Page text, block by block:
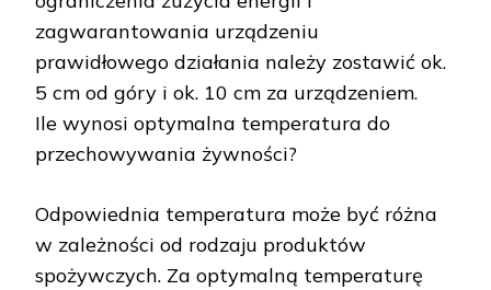
zagwarantowania urządzeniu
prawidłowego działania należy zostawić ok.
5 cm od góry i ok. 10 cm za urządzeniem.
Ile wynosi optymalna temperatura do
przechowywania żywności?
Odpowiednia temperatura może być różna
w zależności od rodzaju produktów
spożywczych. Za optymalną temperaturę